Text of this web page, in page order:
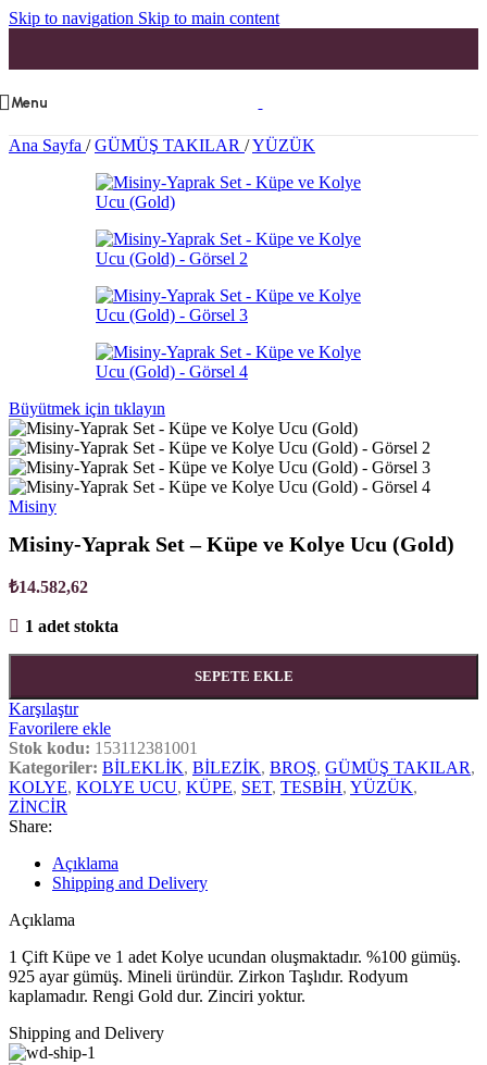
Skip to navigation Skip to main content
Menu
Ana Sayfa / GÜMÜŞ TAKILAR /YÜZÜK
Büyütmek için tıklayın
Misiny
Misiny-Yaprak Set – Küpe ve Kolye Ucu (Gold)
₺14.582,62
1 adet stokta
SEPETE EKLE
Karşılaştır
Favorilere ekle
Stok kodu: 153112381001
Kategoriler: BİLEKLİK, BİLEZİK, BROŞ, GÜMÜŞ TAKILAR,
KOLYE, KOLYE UCU, KÜPE, SET, TESBİH, YÜZÜK,
ZİNCİR
Share:
Açıklama
Shipping and Delivery
Açıklama
1 Çift Küpe ve 1 adet Kolye ucundan oluşmaktadır. %100 gümüş.
925 ayar gümüş. Mineli üründür. Zirkon Taşlıdır. Rodyum
kaplamadır. Rengi Gold dur. Zinciri yoktur.
Shipping and Delivery